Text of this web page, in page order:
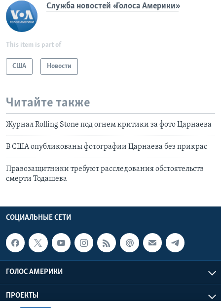
Служба новостей «Голоса Америки»
This item is part of
США Новости
Читайте также
Журнал Rolling Stone под огнем критики за фото Царнаева
В США опубликованы фотографии Царнаева без прикрас
Правозащитники требуют расследования обстоятельств
смерти Тодашева
СОЦИАЛЬНЫЕ СЕТИ
ГОЛОС АМЕРИКИ
ПРОЕКТЫ